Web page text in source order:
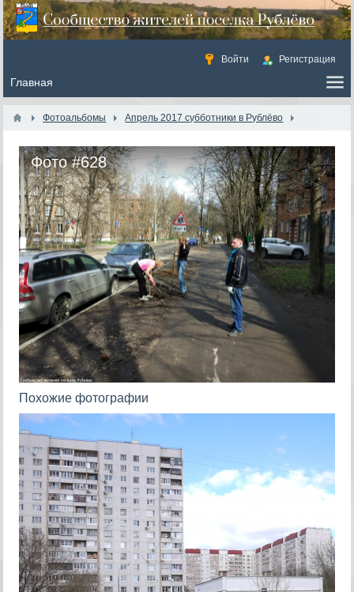
Войти Регистрация
Фотоальбомы Апрель 2017 субботники в Рублёво
Фото #628
Похожие фотографии